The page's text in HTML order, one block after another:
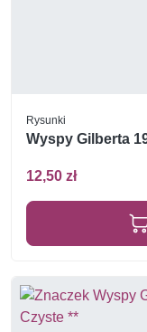
Rysunki
Wyspy Gilberta
12,50 zł